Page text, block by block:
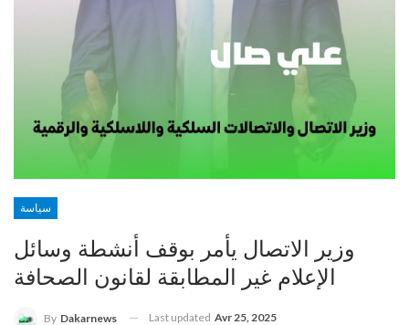
سياسة
وزير الاتصال يأمر بوقف أنشطة وسائل
الإعلام غير المطابقة لقانون الصحافة
By Dakarnews Last updated Avr 25, 2025